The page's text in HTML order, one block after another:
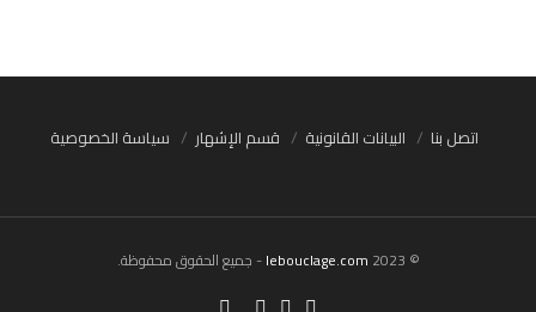
اتصل بنا البيانات القانونية قسم الإشهار سياسة الخصوصية
© 2023
lebouclage.com- جميع الحقوق محفوظة.